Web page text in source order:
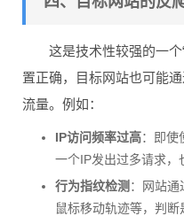
这是技术性较强的一
置正确，目标网站也可能
流量。例如：
IP访问频率过高：即使
一个IP发出过多请求，
行为指纹检测 ：网站通
鼠标移动轨迹等，判断